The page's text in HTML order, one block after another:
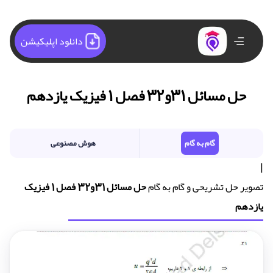
دانلود اپلیکیشن
حل مسائل 31و32 فصل 1 فیزیک یازدهم
گام به گام هوش مصنوعی
|
تصویر حل تشریحی و گام به گام
حل مسائل 31و32 فصل 1 فیزیک
یازدهم